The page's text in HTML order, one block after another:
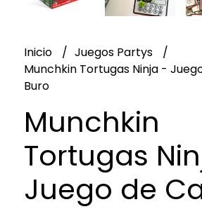
Inicio
Juegos Partys
Munchkin Tortugas Ninja -
Buro
Munchkin
Tortugas
Juego de